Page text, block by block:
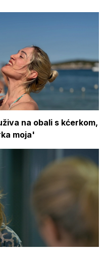
na obali s kćerkom,
moja'